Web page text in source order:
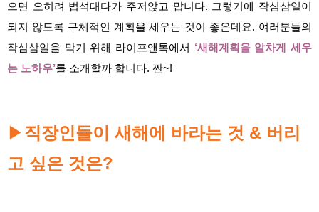
으면 오히려 법석대다가 주저앉고 맙니다. 그렇기에 작심삼일이
되지 않도록 구체적인 계획을 세우는 것이 좋은데요. 여러분들의
작심삼일을 막기 위해 라이프앤톡에서
‘새해계획을 알차게 세우
는 노하우’를 소개할까 합니다. 짠~!
▶직장인들이 새해에 바라는 것 & 버리
고 싶은 것은?